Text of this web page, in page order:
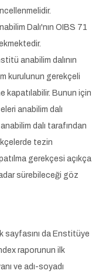
Dalı'nın OIBS 71
anabilim dalının
kurulunun gerekçeli
kapatılabilir. Bunun için
anabilim dalı
dalı tarafından
tezin
gerekçesi açıkça
sürebileceği göz
sayfasını da Enstitüye
raporunun ilk
ve adı-soyadı